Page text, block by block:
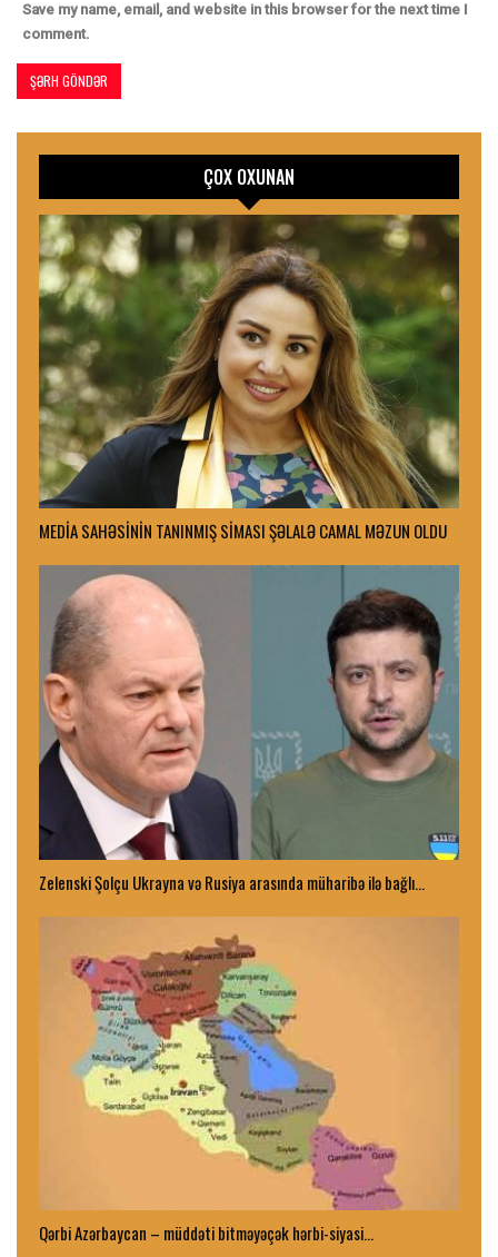
Save my name, email, and website in this browser for the next time I
comment.
ÇOX OXUNAN
MEDİA SAHƏSİNİN TANINMIŞ SİMASI ŞƏLALƏ CAMAL MƏZUN OLDU
Zelenski Şolçu Ukrayna və Rusiya arasında müharibə ilə bağlı…
Qərbi Azərbaycan – müddəti bitməyəçək hərbi-siyasi…